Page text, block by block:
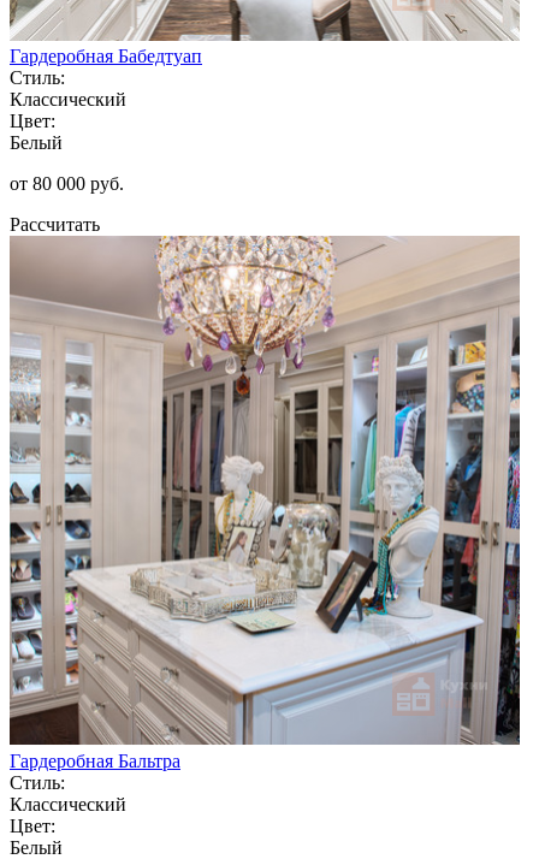
Гардеробная Бабедтуап
Стиль:
Классический
Цвет:
Белый
от 80 000 руб.
Рассчитать
Гардеробная Бальтра
Стиль:
Классический
Цвет:
Белый